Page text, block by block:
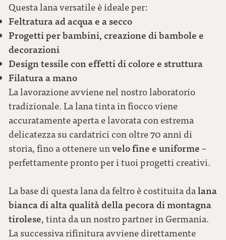
Questa lana versatile è ideale per:
Feltratura ad acqua e a secco
Progetti per bambini, creazione di bambole e
decorazioni
Design tessile con effetti di colore e struttura
Filatura a mano
La lavorazione avviene nel nostro laboratorio
tradizionale. La lana tinta in fiocco viene
accuratamente aperta e lavorata con estrema
delicatezza su cardatrici con oltre 70 anni di
storia, fino a ottenere unvelo fine e uniforme –
perfettamente pronto per i tuoi progetti creativi.
La base di questa lana da feltro è costituita dalana
bianca di alta qualità della pecora di montagna
tirolese, tinta da un nostro partner in Germania.
La successiva rifinitura avviene direttamente